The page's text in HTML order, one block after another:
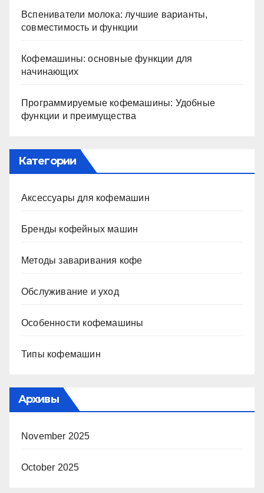
Вспениватели молока: лучшие варианты,
совместимость и функции
Кофемашины: основные функции для
начинающих
Программируемые кофемашины: Удобные
функции и преимущества
Категории
Аксессуары для кофемашин
Бренды кофейных машин
Методы заваривания кофе
Обслуживание и уход
Особенности кофемашины
Типы кофемашин
Архивы
November 2025
October 2025